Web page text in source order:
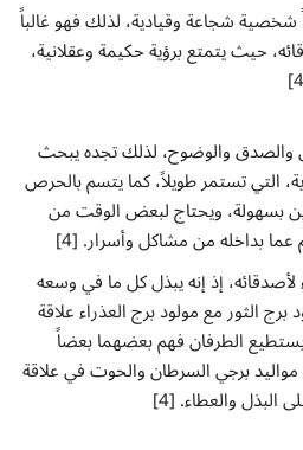
شجاعة وقيادية، لذلك فهو غالباً
حيث يتمتع برؤية حكيمة وعقلانية،
والصدق والوضوح، لذلك تجده يبحث
التي تستمر طويلاً، كما يتسم بالحرص
بسهولة، ويحتاج لبعض الوقت من
بداخله من مشاكل وأسرار. [4]
لأصدقائه، إذ إنه يبذل كل ما في وسعه
الثور مع مولود برج العذراء علاقة
الطرفان فهم بعضهما بعضاً
مواليد برجي السرطان والحوت في علاقة
البذل والعطاء. [4]